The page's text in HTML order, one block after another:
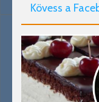
Kövess a